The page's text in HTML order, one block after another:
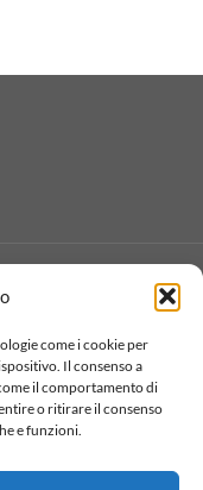
come i cookie per
Il consenso a
il comportamento di
o ritirare il consenso
e funzioni.
– Fax (02).935.070.57
REA 1310082